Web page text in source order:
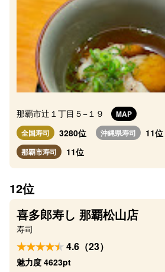
那覇市辻１丁目５−１９
MAP
全国寿司
3280位 沖縄県寿司 11位
那覇市寿司 11位
12位
喜多郎寿し 那覇松山店
寿司
4.6（23）
魅力度 4623pt